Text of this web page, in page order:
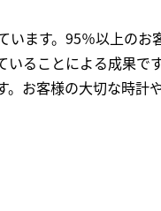
ます。95％以上の
ることによる成果です
お客様の大切な時計